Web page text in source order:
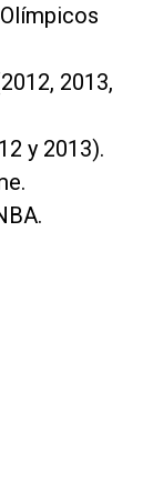
2013,
y 2013).